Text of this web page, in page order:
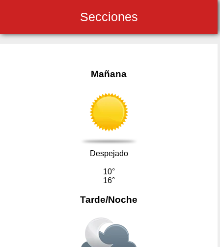
Secciones
Mañana
Despejado
10°
16°
Tarde/Noche